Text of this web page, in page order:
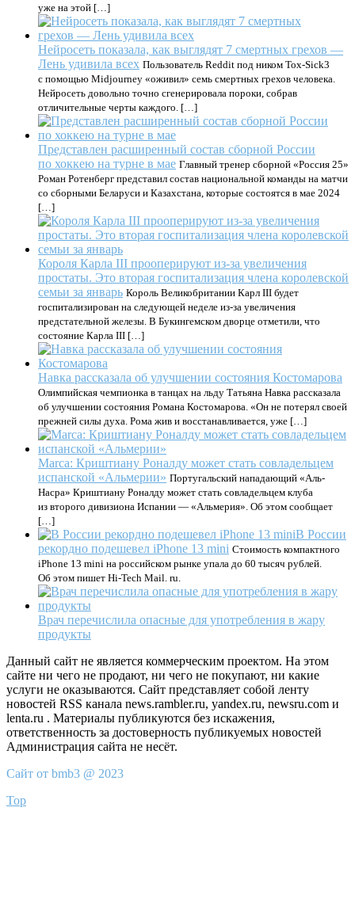
уже на этой […]
Нейросеть показала, как выглядят 7 смертных грехов —
Лень удивила всех Пользователь Reddit под ником Tox-Sick3
с помощью Midjourney «оживил» семь смертных грехов человека.
Нейросеть довольно точно сгенерировала пороки, собрав
отличительные черты каждого. […]
Представлен расширенный состав сборной России
по хоккею на турне в мае Главный тренер сборной «Россия 25»
Роман Ротенберг представил состав национальной команды на матчи
со сборными Беларуси и Казахстана, которые состоятся в мае 2024
[…]
Короля Карла III прооперируют из-за увеличения
простаты. Это вторая госпитализация члена королевской
семьи за январь Король Великобритании Карл III будет
госпитализирован на следующей неделе из-за увеличения
предстательной железы. В Букингемском дворце отметили, что
состояние Карла III […]
Навка рассказала об улучшении состояния Костомарова
Олимпийская чемпионка в танцах на льду Татьяна Навка рассказала
об улучшении состояния Романа Костомарова. «Он не потерял своей
прежней силы духа. Рома жив и восстанавливается, уже […]
Marca: Криштиану Роналду может стать совладельцем
испанской «Альмерии» Португальский нападающий «Аль-
Насра» Криштиану Роналду может стать совладельцем клуба
из второго дивизиона Испании — «Альмерия». Об этом сообщает
[…]
В России
рекордно подешевел iPhone 13 mini Стоимость компактного
iPhone 13 mini на российском рынке упала до 60 тысяч рублей.
Об этом пишет Hi-Tech Mail. ru.
Врач перечислила опасные для употребления в жару
продукты
Данный сайт не является коммерческим проектом. На этом
сайте ни чего не продают, ни чего не покупают, ни какие
услуги не оказываются. Сайт представляет собой ленту
новостей RSS канала news.rambler.ru, yandex.ru, newsru.com и
lenta.ru . Материалы публикуются без искажения,
ответственность за достоверность публикуемых новостей
Администрация сайта не несёт.
Сайт от bmb3 @ 2023
Top